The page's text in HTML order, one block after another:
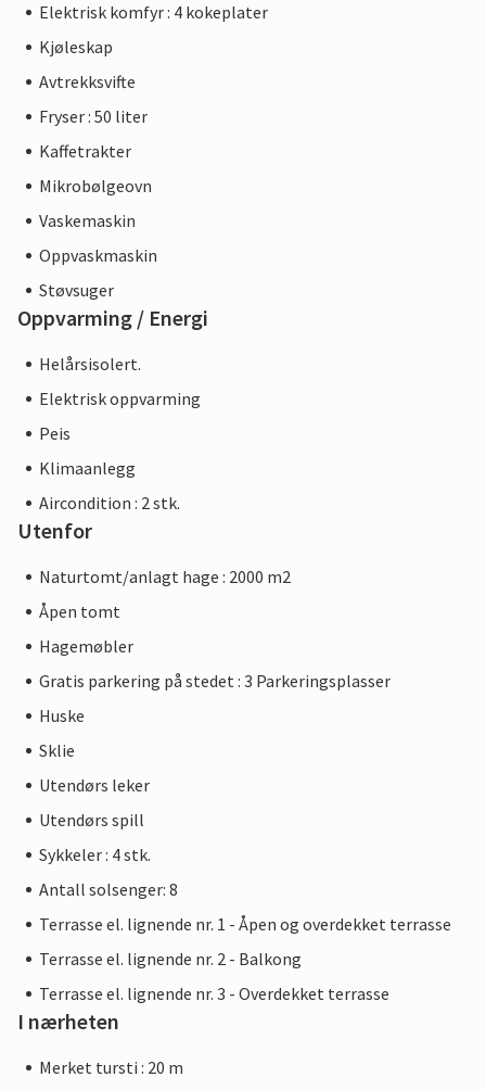
Elektrisk komfyr : 4 kokeplater
Kjøleskap
Avtrekksvifte
Fryser : 50 liter
Kaffetrakter
Mikrobølgeovn
Vaskemaskin
Oppvaskmaskin
Støvsuger
Oppvarming / Energi
Helårsisolert.
Elektrisk oppvarming
Peis
Klimaanlegg
Aircondition : 2 stk.
Utenfor
Naturtomt/anlagt hage : 2000 m2
Åpen tomt
Hagemøbler
Gratis parkering på stedet : 3 Parkeringsplasser
Huske
Sklie
Utendørs leker
Utendørs spill
Sykkeler : 4 stk.
Antall solsenger: 8
Terrasse el. lignende nr. 1 - Åpen og overdekket terrasse
Terrasse el. lignende nr. 2 - Balkong
Terrasse el. lignende nr. 3 - Overdekket terrasse
I nærheten
Merket tursti : 20 m